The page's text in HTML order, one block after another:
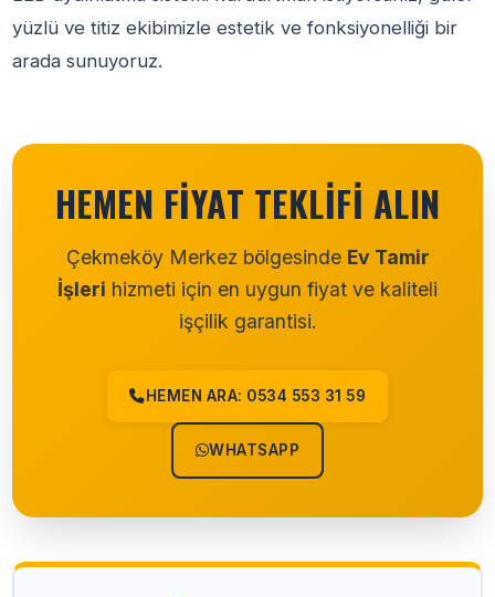
yüzlü ve titiz ekibimizle estetik ve fonksiyonelliği bir
arada sunuyoruz.
HEMEN FIYAT TEKLIFI ALIN
Çekmeköy Merkez bölgesinde Ev Tamir
İşleri hizmeti için en uygun fiyat ve kaliteli
işçilik garantisi.
HEMEN ARA: 0534 553 31 59
WHATSAPP